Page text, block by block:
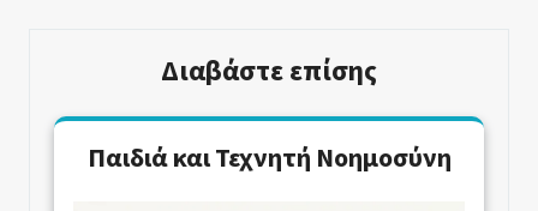
Διαβάστε επίσης
Παιδιά και Τεχνητή Νοημοσύνη